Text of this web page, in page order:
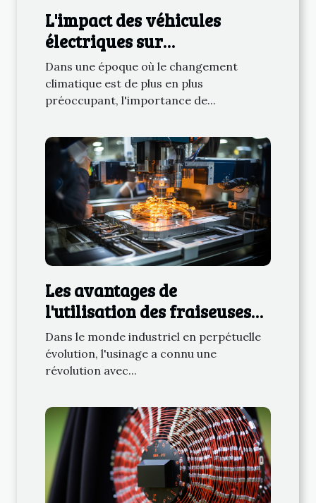
L'impact des véhicules
électriques sur
l'environnement
Dans une époque où le changement
climatique est de plus en plus
préoccupant, l'importance de...
Les avantages de
l'utilisation des fraiseuses
numériques dans la
fabrication moderne
Dans le monde industriel en perpétuelle
évolution, l'usinage a connu une
révolution avec...